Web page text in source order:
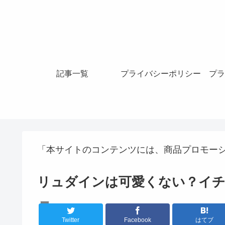
記事一覧 プライバシーポリシー プ
「本サイトのコンテンツには、商品プロモー
リュダインは可愛くない？イ
K-POPアイドル
Twitter Facebook はてブ